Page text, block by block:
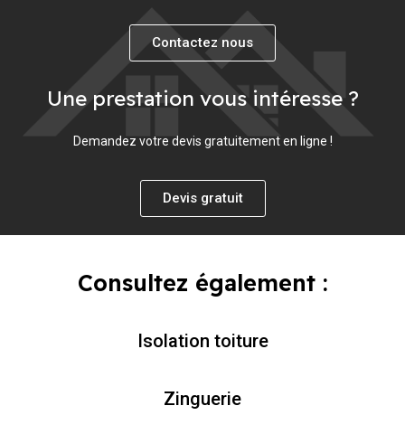
Contactez nous
Une prestation vous intéresse ?
Demandez votre devis gratuitement en ligne !
Devis gratuit
Consultez également :
Isolation toiture
Zinguerie